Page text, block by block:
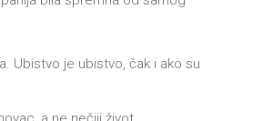
Ubistvo je ubistvo, čak i ako su